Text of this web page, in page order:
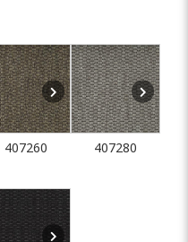
407260 407280